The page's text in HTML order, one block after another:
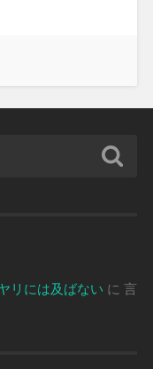
リには及ばない に 言